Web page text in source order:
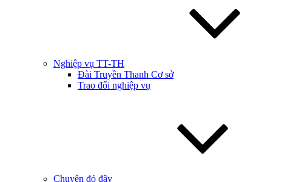
Nghiệp vụ TT-TH
Đài Truyền Thanh Cơ sở
Trao đổi nghiệp vụ
Chuyện đó đây